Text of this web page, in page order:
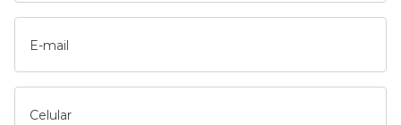
E-mail
Celular